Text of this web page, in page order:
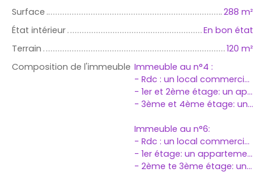
Surface
288 m²
État intérieur
En bon état
Terrain
120 m²
Composition de l'immeuble Immeuble au n°4 :
- Rdc : un local commercial de 40 m2
- 1er et 2ème étage: un appartement 3 pièces en duplex de 72m2.
- 3ème et 4ème étage: un appartement 2 pièces en duplex de 39m2 avec terrasse.
Immeuble au n°6:
- Rdc : un local commercial de 44.16m2
- 1er étage: un appartement 2 pièces de 42.85m2
- 2ème te 3ème étage: un appartement 2 pièces en duplex de 49.82m2